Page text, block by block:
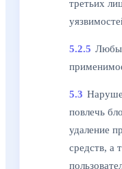
третьих
5.2.5
5.3
повлечь
удаление
средств, а